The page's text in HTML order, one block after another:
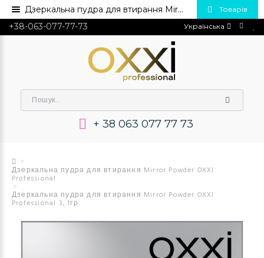
+38-063-077-77-73 Українська
+ 38 063 077 77 73
Товарів
Дзеркальна пудра для втирання Mirror Powder OXXI
Professional
Дзеркальна пудра для втирання Mirror Powder OXXI
Professional 3, 1гр.
Дзеркальна пудра для втирання Mirror Powder OXXI Professional 3, 1гр.💅 Купити в Україні опт та роздріб